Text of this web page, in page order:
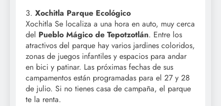
3. Xochitla Parque Ecológico
Xochitla Se localiza a una hora en auto, muy cerca
del Pueblo Mágico de Tepotzotlán. Entre los
atractivos del parque hay varios jardines coloridos,
zonas de juegos infantiles y espacios para andar
en bici y patinar. Las próximas fechas de sus
campamentos están programadas para el 27 y 28
de julio. Si no tienes casa de campaña, el parque
te la renta.